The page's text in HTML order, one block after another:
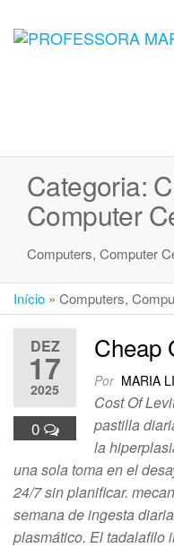
Categoria:
Computer
Computers, Computer
Início » Computers,
DEZ
17
2025
0
Cheap
Por MARIA
Cost Of
pastilla
la
una sola toma en el
24/7 sin planificar.
semana de ingesta
plasmático. El tadalafilo